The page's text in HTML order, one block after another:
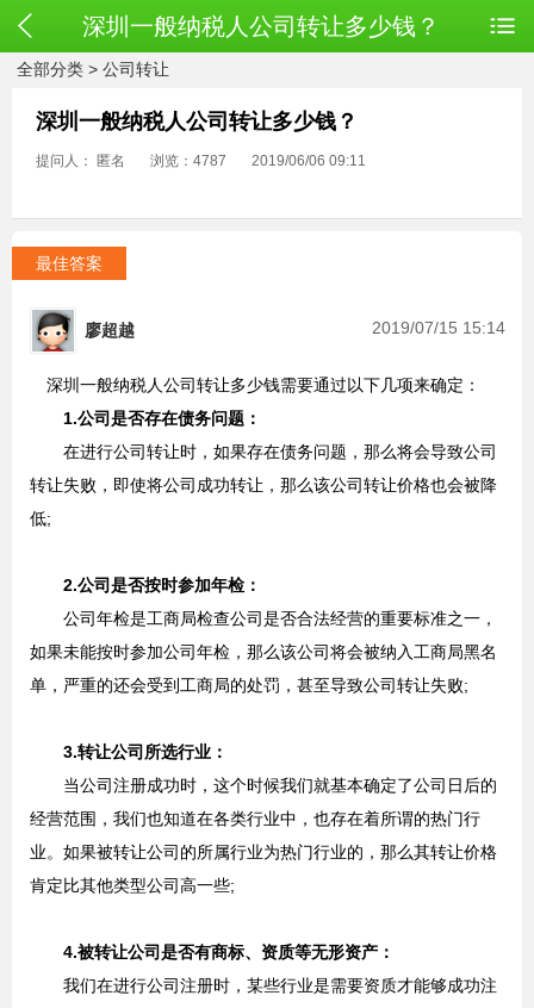
深圳一般纳税人公司转让多少钱？
全部分类 > 公司转让
深圳一般纳税人公司转让多少钱？
提问人： 匿名 浏览：4787 2019/06/06 09:11
最佳答案
廖超越 2019/07/15 15:14
深圳一般纳税人公司转让多少钱需要通过以下几项来确定：
1.公司是否存在债务问题：
在进行公司转让时，如果存在债务问题，那么将会导致公司
转让失败，即使将公司成功转让，那么该公司转让价格也会被降
低;
2.公司是否按时参加年检：
公司年检是工商局检查公司是否合法经营的重要标准之一，
如果未能按时参加公司年检，那么该公司将会被纳入工商局黑名
单，严重的还会受到工商局的处罚，甚至导致公司转让失败;
3.转让公司所选行业：
当公司注册成功时，这个时候我们就基本确定了公司日后的
经营范围，我们也知道在各类行业中，也存在着所谓的热门行
业。如果被转让公司的所属行业为热门行业的，那么其转让价格
肯定比其他类型公司高一些;
4.被转让公司是否有商标、资质等无形资产：
我们在进行公司注册时，某些行业是需要资质才能够成功注